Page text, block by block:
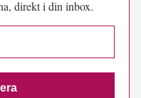
direkt i din inbox.